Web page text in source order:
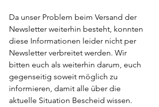
Da unser Problem beim Versand der
Newsletter weiterhin besteht, konnten
diese Informationen leider nicht per
Newsletter verbreitet werden. Wir
bitten euch als weiterhin darum, euch
gegenseitig soweit möglich zu
informieren, damit alle über die
aktuelle Situation Bescheid wissen.